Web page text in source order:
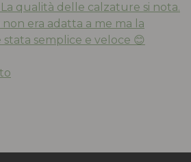
qualità delle calzature si nota.
era adatta a me ma la
semplice e veloce 😊